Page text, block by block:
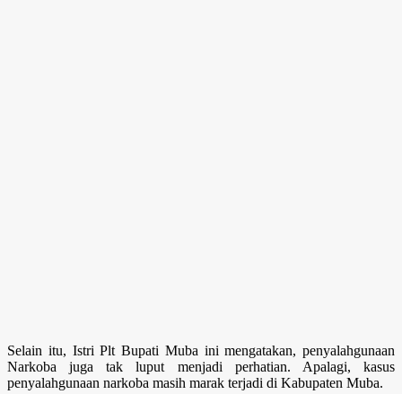
Selain itu, Istri Plt Bupati Muba ini mengatakan, penyalahgunaan
Narkoba juga tak luput menjadi perhatian. Apalagi, kasus
penyalahgunaan narkoba masih marak terjadi di Kabupaten Muba.